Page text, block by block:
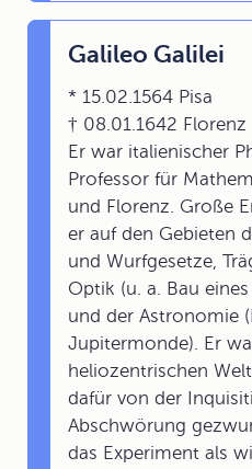
Galileo Galilei
* 15.02.1564 Pisa
† 08.01.1642 Florenz
Er war italienischer
Professor für
und Florenz. Große
er auf den Gebieten
und Wurfgesetze,
Optik (u. a. Bau
und der Astronomie
Jupitermonde). Er
heliozentrischen
dafür von der
Abschwörung
das Experiment als